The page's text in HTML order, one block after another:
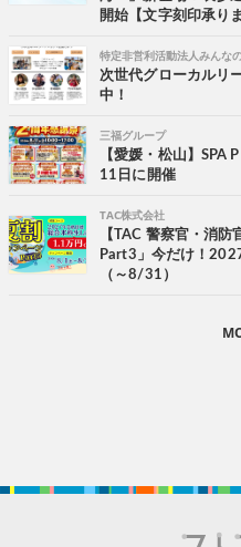
開始【文字刻印承り
特定非営利活動法人みんな
次世代グローカルリ
中！
三福グループ
【愛媛・松山】SPA
11日に開催
TAC株式会社
【TAC 警察官・消
Part3」今だけ！
（～8/31）